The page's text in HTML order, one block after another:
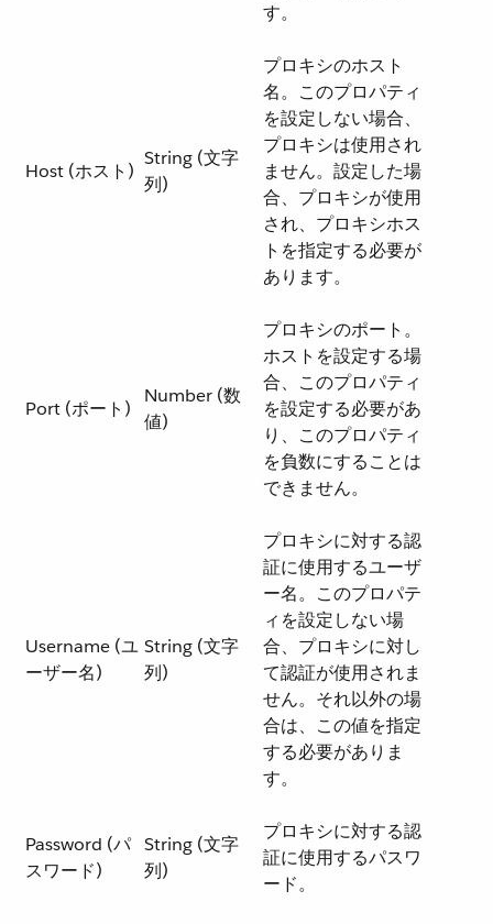
す。
Host (ホスト)
String (文字
列)
プロキシのホスト
名。このプロパティ
を設定しない場合、
プロキシは使用され
ません。設定した場
合、プロキシが使用
され、プロキシホス
トを指定する必要が
あります。
Port (ポート)
Number (数
値)
プロキシのポート。
ホストを設定する場
合、このプロパティ
を設定する必要があ
り、このプロパティ
を負数にすることは
できません。
Username (ユ
ーザー名)
String (文字
列)
プロキシに対する認
証に使用するユーザ
ー名。このプロパテ
ィを設定しない場
合、プロキシに対し
て認証が使用されま
せん。それ以外の場
合は、この値を指定
する必要がありま
す。
Password (パ
スワード)
String (文字
列)
プロキシに対する認
証に使用するパスワ
ード。